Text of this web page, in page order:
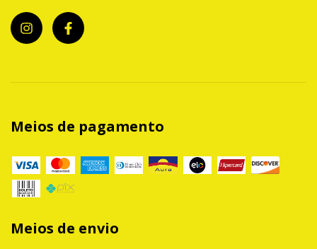
Meios de pagamento
Meios de envio